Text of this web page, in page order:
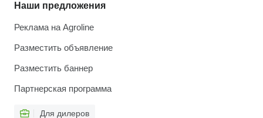
Наши предложения
Реклама на Agroline
Разместить объявление
Разместить баннер
Партнерская программа
Для дилеров